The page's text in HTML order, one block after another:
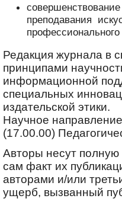
преподавания
Редакция журнала в
принципами
информационной
специальных
издательской этики.
Научное
(17.00.00)
Авторы несут полную
сам факт их
авторами и/или
ущерб, вызванный